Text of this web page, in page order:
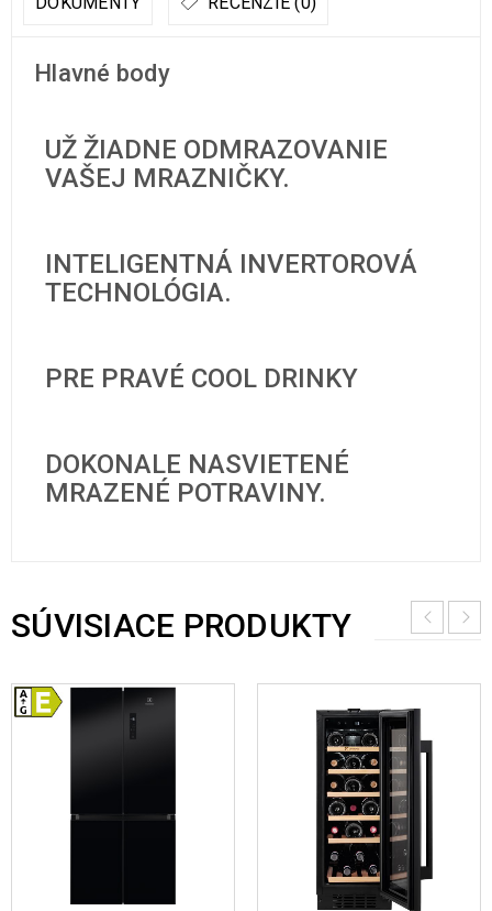
Hlavné body
UŽ ŽIADNE ODMRAZOVANIE
VAŠEJ MRAZNIČKY.
INTELIGENTNÁ INVERTOROVÁ
TECHNOLÓGIA.
PRE PRAVÉ COOL DRINKY
DOKONALE NASVIETENÉ
MRAZENÉ POTRAVINY.
SÚVISIACE PRODUKTY